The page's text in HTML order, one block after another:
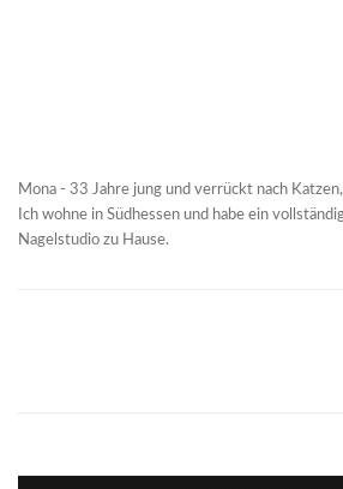
Mona - 33 Jahre jung und verrückt nach
Ich wohne in Südhessen und habe ein
Nagelstudio zu Hause.